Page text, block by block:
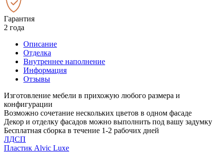
Гарантия
2 года
Описание
Отделка
Внутреннее наполнение
Информация
Отзывы
Изготовление мебели в прихожую любого размера и
конфигурации
Возможно сочетание нескольких цветов в одном фасаде
Декор и отделку фасадов можно выполнить под вашу задумку
Бесплатная сборка в течение 1-2 рабочих дней
ЛДСП
Пластик Alvic Luxe